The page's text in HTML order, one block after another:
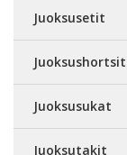
Juoksusetit
Juoksushortsit
Juoksusukat
Juoksutakit